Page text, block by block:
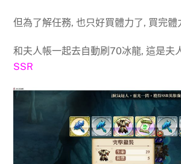
但為了解任務, 也只好買體力了, 買完體
和夫人帳一起去自動刷70冰龍, 這是夫
SSR